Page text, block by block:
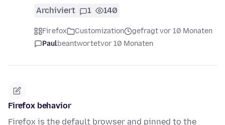
Archiviert 1 140
Firefox Customization
gefragt vor 10 Monaten
Paulbeantwortetvor 10 Monaten
Firefox behavior
Firefox is the default browser and pinned to the